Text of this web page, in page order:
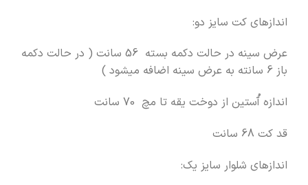
اندازهای کت سایز دو:
عرض سینه در حالت دکمه بسته 56 سانت ( در حالت دکمه
باز 6 سانته به عرض سینه اضافه میشود )
اندازه آُستین از دوخت یقه تا مچ 70 سانت
قد کت 68 سانت
اندازهای شلوار سایز یک: